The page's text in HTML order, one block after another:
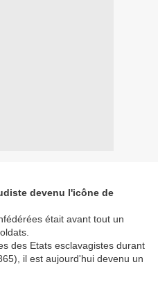
devenu l'icône de
était avant tout un
des Etats esclavagistes durant
il est aujourd'hui devenu un